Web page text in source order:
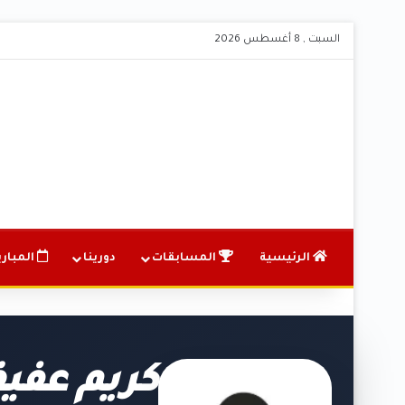
السبت , 8 أغسطس 2026
الرئيسية المسابقات دورينا
كريم